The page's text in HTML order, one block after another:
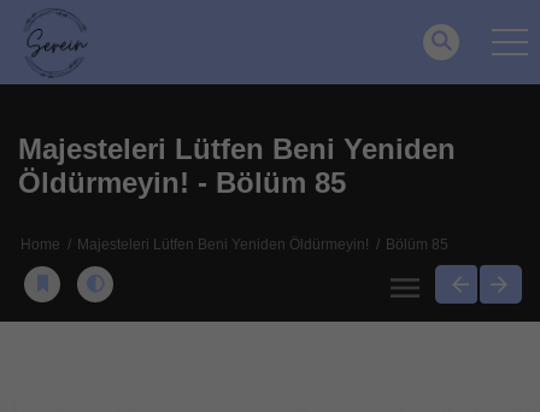
Majesteleri Lütfen Beni Yeniden
Öldürmeyin! - Bölüm 85
Home Majesteleri Lütfen Beni Yeniden Öldürmeyin! Bölüm 85